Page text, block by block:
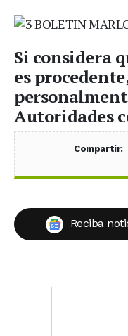
Si considera
es
Autoridades
Compartir:
Reciba